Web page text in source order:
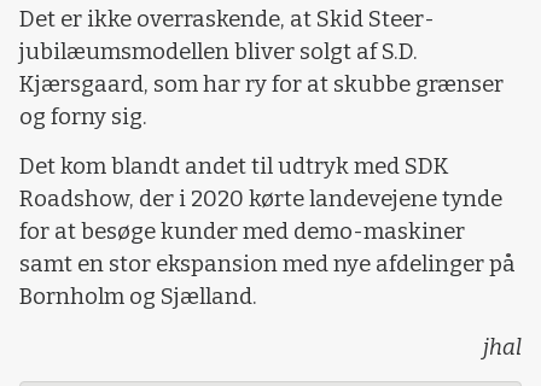
Det er ikke overraskende, at Skid Steer-
jubilæumsmodellen bliver solgt af S.D.
Kjærsgaard, som har ry for at skubbe grænser
og forny sig.
Det kom blandt andet til udtryk med SDK
Roadshow, der i 2020 kørte landevejene tynde
for at besøge kunder med demo-maskiner
samt en stor ekspansion med nye afdelinger på
Bornholm og Sjælland.
jhal